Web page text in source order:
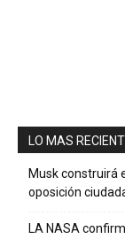
LO MAS
Musk construirá
oposición
LA NASA